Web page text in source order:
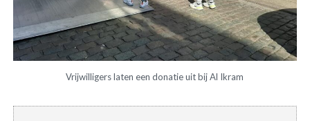
Vrijwilligers laten een donatie uit bij Al Ikram